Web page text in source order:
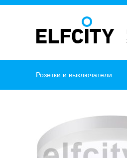
Розетки и выключатели